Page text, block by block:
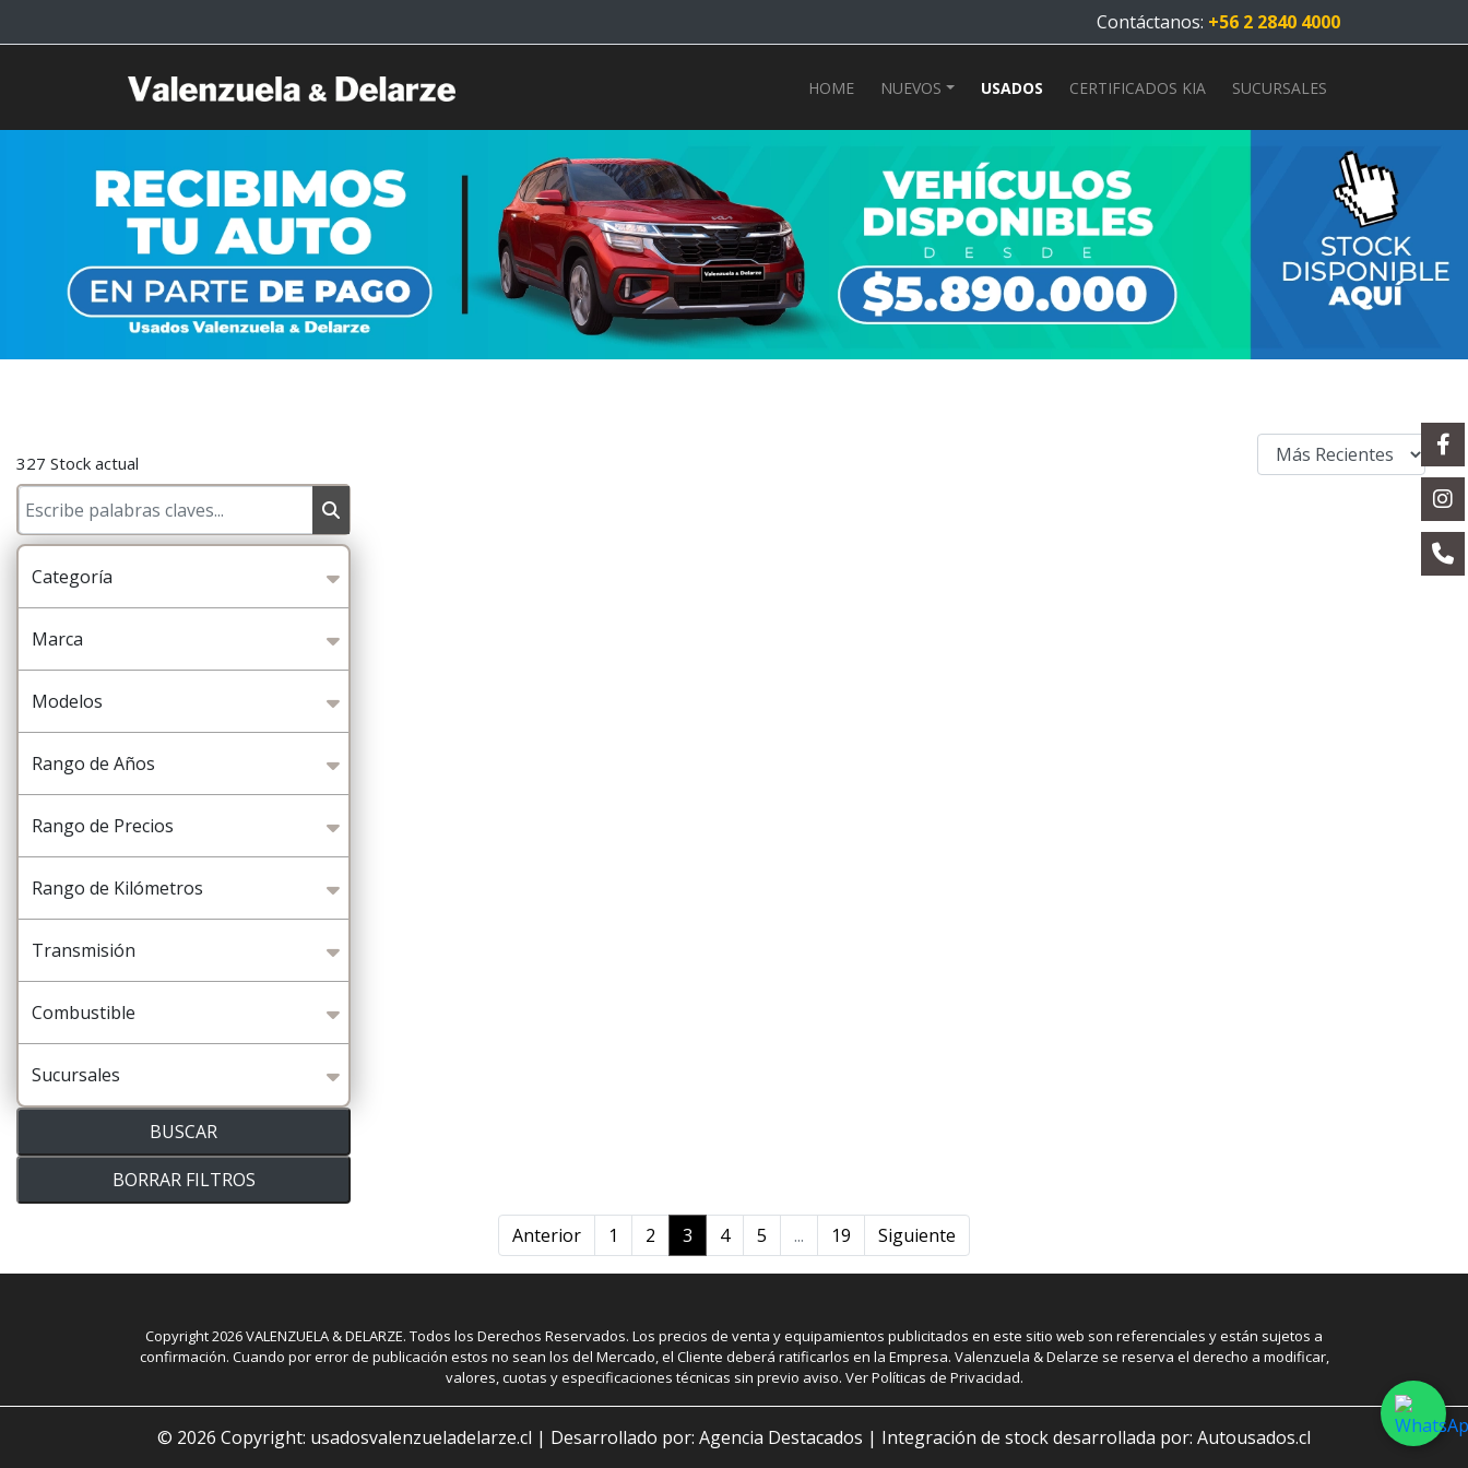
Contáctanos: +56 2 2840 4000
HOME NUEVOS USADOS CERTIFICADOS KIA SUCURSALES
327 Stock actual
Categoría
Marca
Modelos
Rango de Años
Rango de Precios
Rango de Kilómetros
Transmisión
Combustible
Sucursales
BUSCAR
BORRAR FILTROS
Anterior 1 2 3 4 5 ... 19 Siguiente
Copyright2026VALENZUELA & DELARZE. Todos los Derechos Reservados. Los precios de venta y equipamientos publicitados en este sitio web son referenciales y están sujetos a
confirmación. Cuando por error de publicación estos no sean los del Mercado, el Cliente deberá ratificarlos en la Empresa. Valenzuela & Delarze se reserva el derecho a modificar,
valores, cuotas y especificaciones técnicas sin previo aviso. Ver Políticas de Privacidad.
© 2026 Copyright: usadosvalenzueladelarze.cl | Desarrollado por: Agencia Destacados | Integración de stock desarrollada por: Autousados.cl